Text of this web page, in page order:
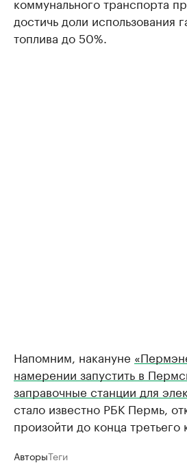
достичь доли использования
топлива до 50%.
Напомним, накануне
намерении запустить в
заправочные станции для
стало известно РБК Пермь,
произойти до конца третьего
АвторыТеги